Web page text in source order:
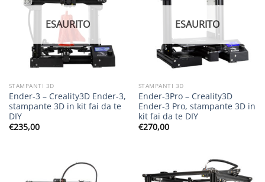
ESAURITO
STAMPANTI 3D
Ender-3 – Creality3D Ender-3,
stampante 3D in kit fai da te
DIY
€235,00
ESAURITO
STAMPANTI 3D
Ender-3Pro – Creality3D
Ender-3 Pro, stampante 3D in
kit fai da te DIY
€270,00